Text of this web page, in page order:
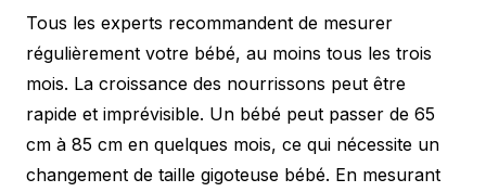
Tous les experts recommandent de mesurer
régulièrement votre bébé, au moins tous les trois
mois. La croissance des nourrissons peut être
rapide et imprévisible. Un bébé peut passer de 65
cm à 85 cm en quelques mois, ce qui nécessite un
changement de taille gigoteuse bébé. En mesurant